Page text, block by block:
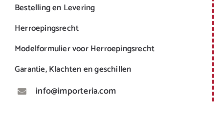
Bestelling en Levering
Herroepingsrecht
Modelformulier voor Herroepingsrecht
Garantie, Klachten en geschillen
info@importeria.com